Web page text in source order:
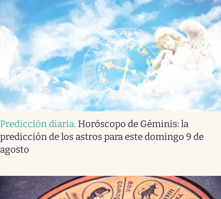
Predicción diaria. Horóscopo de Géminis: la
predicción de los astros para este domingo 9 de
agosto